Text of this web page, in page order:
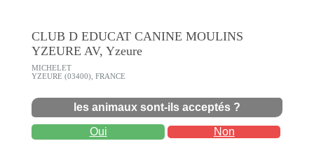
CLUB D EDUCAT CANINE MOULINS
YZEURE AV, Yzeure
MICHELET
YZEURE (03400), FRANCE
les animaux sont-ils acceptés ?
Oui Non